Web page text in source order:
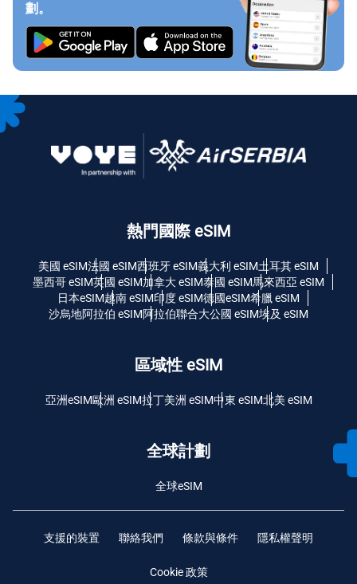
劃。
熱門國際 eSIM
美國 eSIM法國 eSIM西班牙 eSIM義大利 eSIM土耳其 eSIM
墨西哥 eSIM英國 eSIM加拿大 eSIM泰國 eSIM馬來西亞 eSIM
日本eSIM越南 eSIM印度 eSIM德國eSIM希臘 eSIM
沙烏地阿拉伯 eSIM阿拉伯聯合大公國 eSIM埃及 eSIM
區域性 eSIM
亞洲eSIM歐洲 eSIM拉丁美洲 eSIM中東 eSIM北美 eSIM
全球計劃
全球eSIM
支援的裝置 聯絡我們 條款與條件 隱私權聲明
Cookie 政策